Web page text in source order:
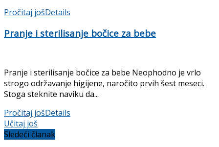
Pročitaj jošDetails
Pranje i sterilisanje bočice za bebe
Pranje i sterilisanje bočice za bebe Neophodno je vrlo
strogo održavanje higijene, naročito prvih šest meseci.
Stoga steknite naviku da...
Pročitaj jošDetails
Učitaj još
Sledeći članak